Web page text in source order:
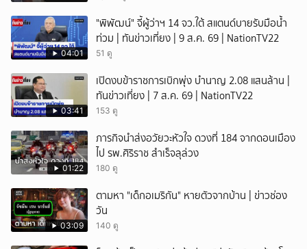
04:01
"พิพัฒน์" จี้ผู้ว่าฯ 14 จว.ใต้ สแตนด์บายรับมือน้ำ
ท่วม | ทันข่าวเที่ยง | 9 ส.ค. 69 | NationTV22
51 ดู
03:41
เปิดงบข้าราชการเบิกพุ่ง บำนาญ 2.08 แสนล้าน |
ทันข่าวเที่ยง | 7 ส.ค. 69 | NationTV22
153 ดู
01:22
ภารกิจนำส่งอวัยวะหัวใจ ดวงที่ 184 จากดอนเมือง
ไป รพ.ศิริราช สำเร็จลุล่วง
180 ดู
03:09
ตามหา "เด็กอเมริกัน" หายตัวจากบ้าน | ข่าวช่อง
วัน
140 ดู